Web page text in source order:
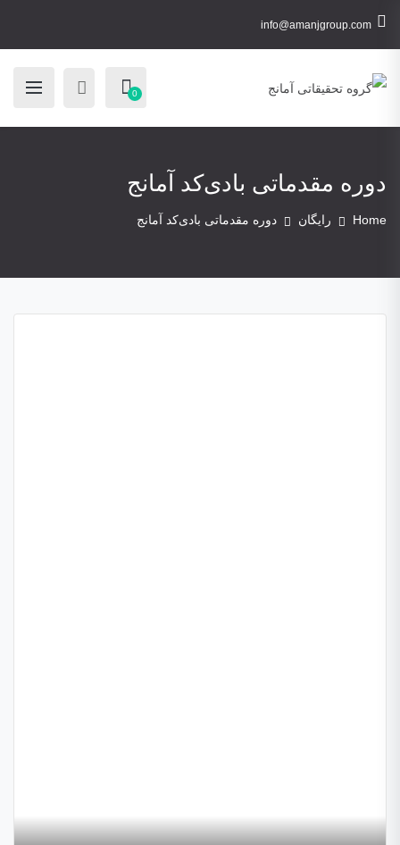
info@amanjgroup.com
0
دوره مقدماتی بادی‌کد آمانج
Home رایگان دوره مقدماتی بادی‌کد آمانج